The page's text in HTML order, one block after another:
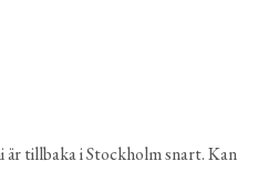
tillbaka i Stockholm snart. Kan